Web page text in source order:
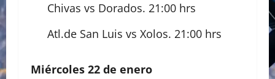
Chivas vs Dorados. 21:00 hrs
Atl.de San Luis vs Xolos. 21:00 hrs
Miércoles 22 de enero